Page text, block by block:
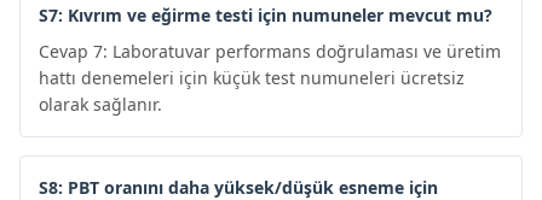
S7: Kıvrım ve eğirme testi için numuneler mevcut mu?
Cevap 7: Laboratuvar performans doğrulaması ve üretim
hattı denemeleri için küçük test numuneleri ücretsiz
olarak sağlanır.
S8: PBT oranını daha yüksek/düşük esneme için